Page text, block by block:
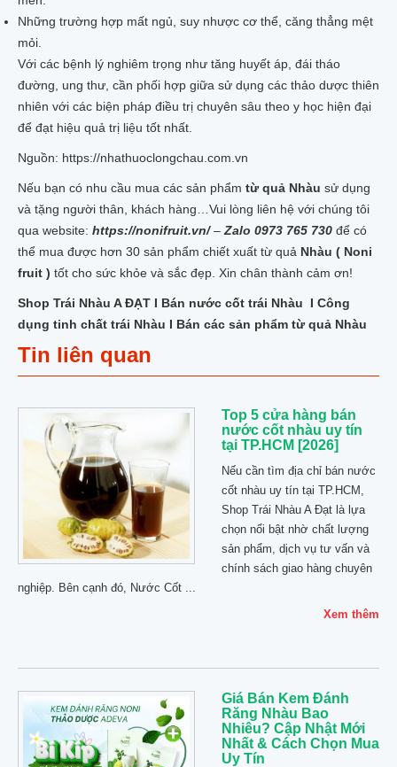
Những trường hợp mất ngủ, suy nhược cơ thể, căng thẳng mệt
mỏi.
Với các bệnh lý nghiêm trọng như tăng huyết áp, đái tháo
đường, ung thư, cần phối hợp giữa sử dụng các thảo dược thiên
nhiên với các biện pháp điều trị chuyên sâu theo y học hiện đại
để đạt hiệu quả trị liệu tốt nhất.
Nguồn: https://nhathuoclongchau.com.vn
Nếu bạn có nhu cầu mua các sản phẩm từ quả Nhàu sử dụng
và tặng người thân, khách hàng…Vui lòng liên hệ với chúng tôi
qua website: https://nonifruit.vn/– Zalo 0973 765 730 để có
thể mua được hơn 30 sản phẩm chiết xuất từ quả Nhàu ( Noni
fruit ) tốt cho sức khỏe và sắc đẹp. Xin chân thành cảm ơn!
Shop Trái Nhàu A ĐẠT I Bán nước cốt trái Nhàu I Công
dụng tinh chất trái Nhàu I Bán các sản phẩm từ quả Nhàu
Tin liên quan
Top 5 cửa hàng bán
nước cốt nhàu uy tín
tại TP.HCM [2026]
Nếu cần tìm địa chỉ bán nước
cốt nhàu uy tín tại TP.HCM,
Shop Trái Nhàu A Đạt là lựa
chọn nổi bật nhờ chất lượng
sản phẩm, dịch vụ tư vấn và
chính sách giao hàng chuyên
nghiệp. Bên cạnh đó, Nước Cốt ...
Xem thêm
Giá Bán Kem Đánh
Răng Nhàu Bao
Nhiêu? Cập Nhật Mới
Nhất & Cách Chọn Mua
Uy Tín